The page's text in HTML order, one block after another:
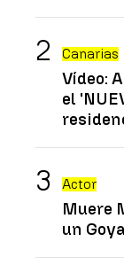
Canarias
Vídeo:
el
Actor
Muere
un